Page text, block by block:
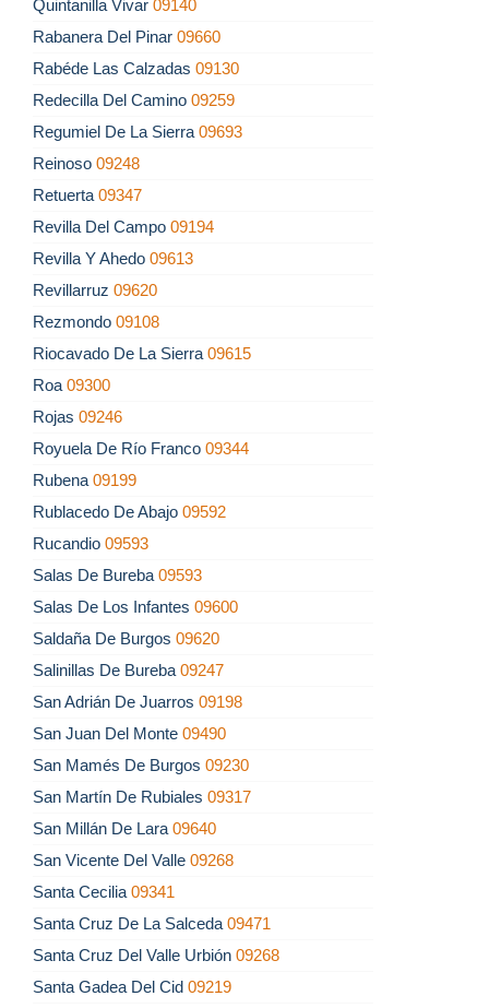
Quintanilla Vivar 09140
Rabanera Del Pinar 09660
Rabéde Las Calzadas 09130
Redecilla Del Camino 09259
Regumiel De La Sierra 09693
Reinoso 09248
Retuerta 09347
Revilla Del Campo 09194
Revilla Y Ahedo 09613
Revillarruz 09620
Rezmondo 09108
Riocavado De La Sierra 09615
Roa 09300
Rojas 09246
Royuela De Río Franco 09344
Rubena 09199
Rublacedo De Abajo 09592
Rucandio 09593
Salas De Bureba 09593
Salas De Los Infantes 09600
Saldaña De Burgos 09620
Salinillas De Bureba 09247
San Adrián De Juarros 09198
San Juan Del Monte 09490
San Mamés De Burgos 09230
San Martín De Rubiales 09317
San Millán De Lara 09640
San Vicente Del Valle 09268
Santa Cecilia 09341
Santa Cruz De La Salceda 09471
Santa Cruz Del Valle Urbión 09268
Santa Gadea Del Cid 09219